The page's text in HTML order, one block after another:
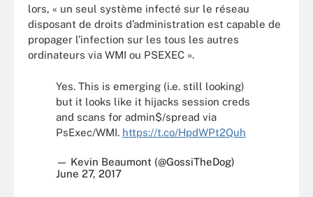
lors, « un seul système infecté sur le réseau
disposant de droits d’administration est capable de
propager l’infection sur les tous les autres
ordinateurs via WMI ou PSEXEC ».
Yes. This is emerging (i.e. still looking)
but it looks like it hijacks session creds
and scans for admin$/spread via
PsExec/WMI. https://t.co/HpdWPt2Quh
— Kevin Beaumont (@GossiTheDog)
June 27, 2017